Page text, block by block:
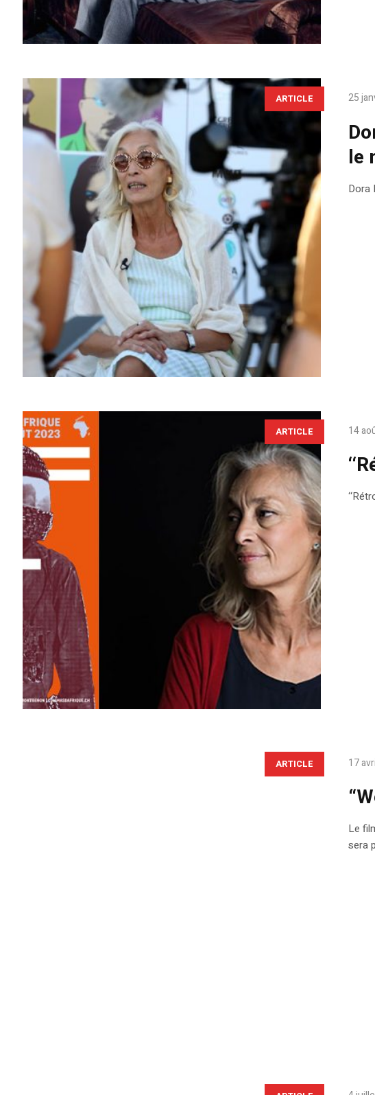
ARTICLE 25
le
Dora
ARTICLE 14
ARTICLE 17
Le
sera